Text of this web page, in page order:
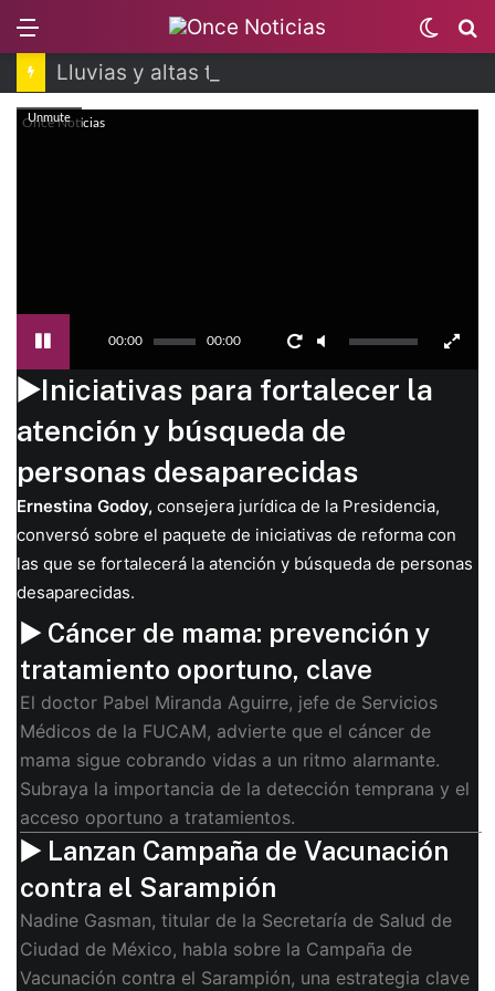
Switch
skin
▶️Iniciativas para fortalecer la
atención y búsqueda de
personas desaparecidas
Ernestina Godoy, consejera jurídica de la Presidencia,
conversó sobre el paquete de iniciativas de reforma con
las que se fortalecerá la atención y búsqueda de personas
desaparecidas.
00:00 00:00
Once Noticias
Unmute
▶️ Cáncer de mama: prevención y
tratamiento oportuno, clave
El doctor Pabel Miranda Aguirre, jefe de Servicios
Médicos de la FUCAM, advierte que el cáncer de
mama sigue cobrando vidas a un ritmo alarmante.
Subraya la importancia de la detección temprana y el
acceso oportuno a tratamientos.
▶️ Lanzan Campaña de Vacunación
contra el Sarampión
Nadine Gasman, titular de la Secretaría de Salud de
Ciudad de México, habla sobre la Campaña de
Vacunación contra el Sarampión, una estrategia clave